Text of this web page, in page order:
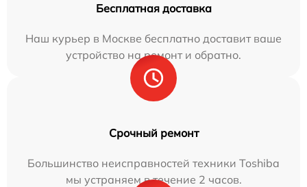
Бесплатная доставка
Наш курьер в Москве бесплатно доставит ваше
устройство на ремонт и обратно.
Срочный ремонт
Большинство неисправностей техники Toshiba
мы устраняем в течение 2 часов.